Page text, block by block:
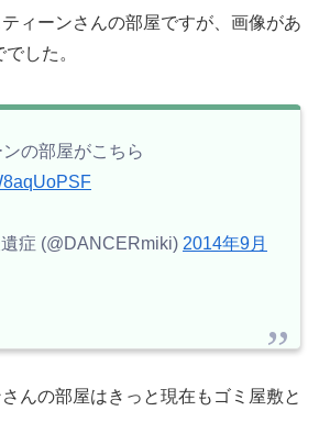
ィーンさんの部屋ですが、画像があ
した。
の部屋がこちら
症 (@DANCERmiki) 2014年9月
んの部屋はきっと現在もゴミ屋敷と